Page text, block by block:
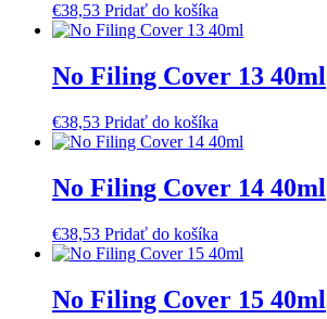
€38,53 Pridať do košíka
No Filing Cover 13 40ml
€38,53 Pridať do košíka
No Filing Cover 14 40ml
€38,53 Pridať do košíka
No Filing Cover 15 40ml